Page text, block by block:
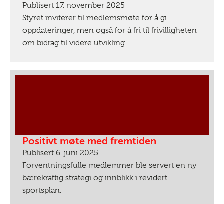
Publisert 17. november 2025
Styret inviterer til medlemsmøte for å gi
oppdateringer, men også for å fri til frivilligheten
om bidrag til videre utvikling.
Positivt møte med fremtiden
Publisert 6. juni 2025
Forventningsfulle medlemmer ble servert en ny
bærekraftig strategi og innblikk i revidert
sportsplan.